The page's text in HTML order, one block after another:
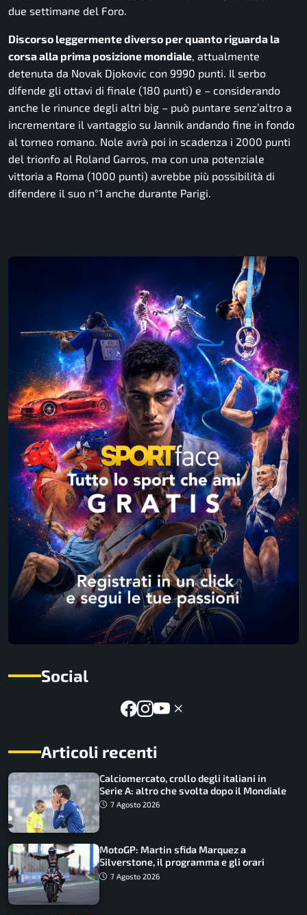
due settimane del Foro.
Discorso leggermente diverso per quanto riguarda la
corsa alla prima posizione mondiale, attualmente
detenuta da Novak Djokovic con 9990 punti. Il serbo
difende gli ottavi di finale (180 punti) e – considerando
anche le rinunce degli altri big – può puntare senz’altro a
incrementare il vantaggio su Jannik andando fine in fondo
al torneo romano. Nole avrà poi in scadenza i 2000 punti
del trionfo al Roland Garros, ma con una potenziale
vittoria a Roma (1000 punti) avrebbe più possibilità di
difendere il suo n°1 anche durante Parigi.
Social
Articoli recenti
Calciomercato, crollo degli italiani in
Serie A: altro che svolta dopo il Mondiale
7 Agosto 2026
MotoGP: Martin sfida Marquez a
Silverstone, il programma e gli orari
7 Agosto 2026